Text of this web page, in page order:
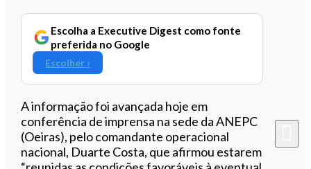
Escolha a Executive Digest como fonte
preferida no Google
Escolher ›
A informação foi avançada hoje em
conferência de imprensa na sede da ANEPC
(Oeiras), pelo comandante operacional
nacional, Duarte Costa, que afirmou estarem